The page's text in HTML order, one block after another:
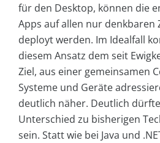
für den Desktop, können die
Apps auf allen nur denkbaren
deployt werden. Im Idealfall
diesem Ansatz dem seit
Ziel, aus einer gemeinsamen
Systeme und Geräte
deutlich näher. Deutlich
Unterschied zu bisherigen
sein. Statt wie bei Java und